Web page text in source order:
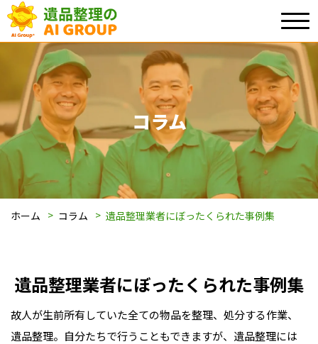
コラム
ホーム コラム 遺品整理業者にぼったくられた事例集
遺品整理業者にぼったくられた事例集
故人が生前所有していた全ての物品を整理、処分する作業、
遺品整理。自分たちで行うこともできますが、遺品整理には